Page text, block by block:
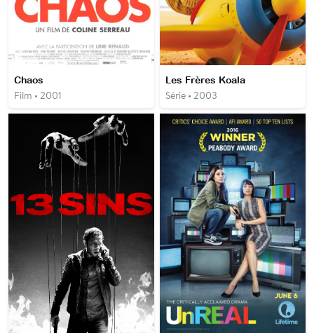
Chaos
Film • 2001
Les Frères Koala
Série • 2003